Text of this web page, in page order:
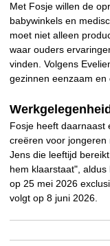
Met Fosje willen de
babywinkels en
moet niet alleen
waar ouders
vinden. Volgens
gezinnen eenzaam en
Werkgelegenheid
Fosje heeft daarnaast
creëren voor jongeren
Jens die leeftijd
hem klaarstaat", aldus
op 25 mei 2026
volgt op 8 juni 2026.